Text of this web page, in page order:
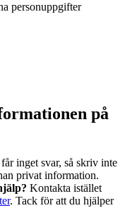
personuppgifter
på
inget svar, så skriv inte
privat information.
Kontakta istället
. Tack för att du hjälper